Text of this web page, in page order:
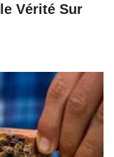
Vérité Sur